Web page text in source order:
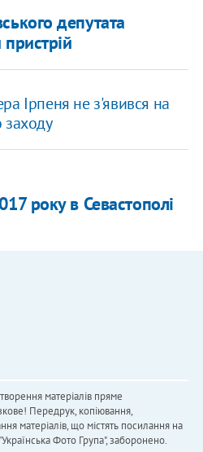
депутата
Ірпеня не з'явився на
заходу
року в Севастополі
матеріалів пряме
Передрук, копіювання,
матеріалів, що містять посилання на
Фото Група", заборонено.